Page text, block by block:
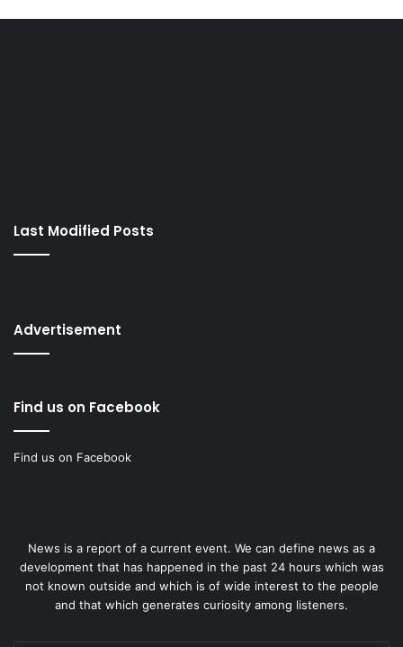
Last Modified Posts
Advertisement
Find us on Facebook
Find us on Facebook
News is a report of a current event. We can define news as a
development that has happened in the past 24 hours which was
not known outside and which is of wide interest to the people
and that which generates curiosity among listeners.